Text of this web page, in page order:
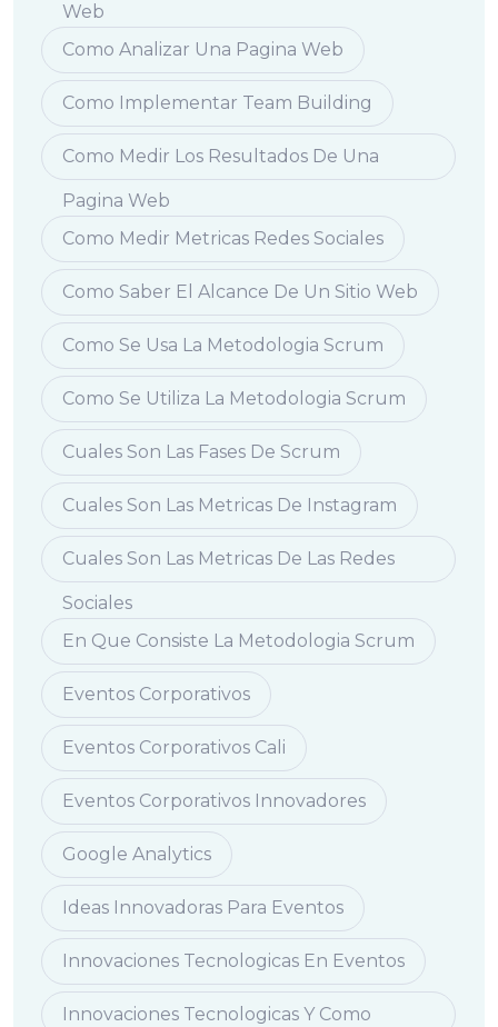
Web
Como Analizar Una Pagina Web
Como Implementar Team Building
Como Medir Los Resultados De Una
Pagina Web
Como Medir Metricas Redes Sociales
Como Saber El Alcance De Un Sitio Web
Como Se Usa La Metodologia Scrum
Como Se Utiliza La Metodologia Scrum
Cuales Son Las Fases De Scrum
Cuales Son Las Metricas De Instagram
Cuales Son Las Metricas De Las Redes
Sociales
En Que Consiste La Metodologia Scrum
Eventos Corporativos
Eventos Corporativos Cali
Eventos Corporativos Innovadores
Google Analytics
Ideas Innovadoras Para Eventos
Innovaciones Tecnologicas En Eventos
Innovaciones Tecnologicas Y Como